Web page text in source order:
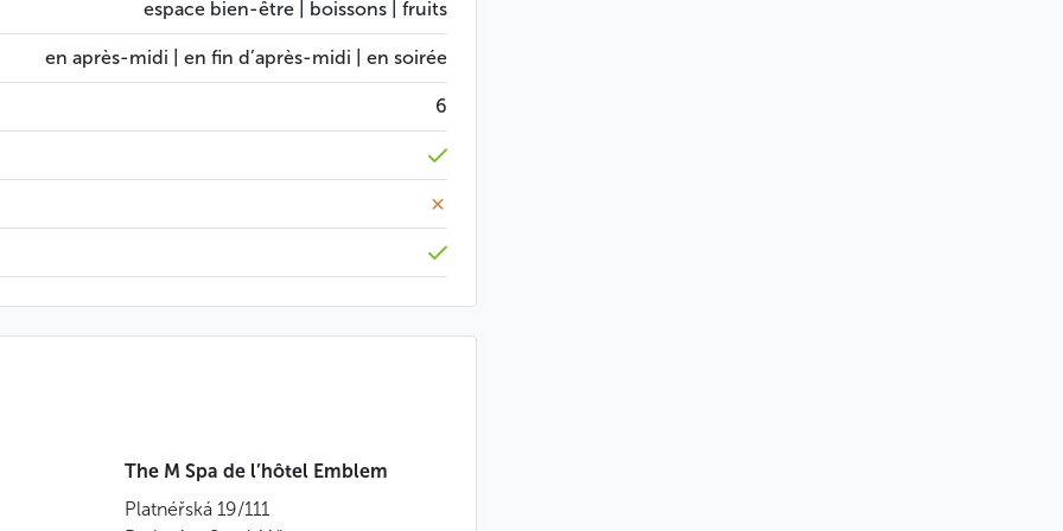
de la douceur du climat en plein cœur de la
jusqu’à quatre personnes. Si vous êtes
fauteuils de la terrasse et profitez d’un moment
air, prolongez l’expérience avec un accès illimité
!
et les locaux, nous vous recommandons
début de la privatisation du jacuzzi ; vous pouvez
espace bien-être | boissons | fruits
en après-midi | en fin d’après-midi | en soirée
6
The M Spa de l’hôtel Emblem
Platnéřská 19/111